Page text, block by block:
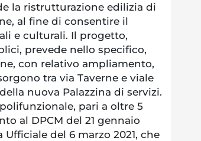
la ristrutturazione edilizia di
al fine di consentire il
e culturali. Il progetto,
prevede nello specifico,
con relativo ampliamento,
tra via Taverne e viale
nuova Palazzina di servizi.
pari a oltre 5
al DPCM del 21 gennaio
del 6 marzo 2021, che